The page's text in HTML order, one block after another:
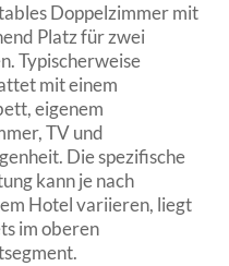
Doppelzimmer mit
Platz für zwei
Typischerweise
mit einem
eigenem
TV und
Die spezifische
kann je nach
Hotel variieren, liegt
im oberen